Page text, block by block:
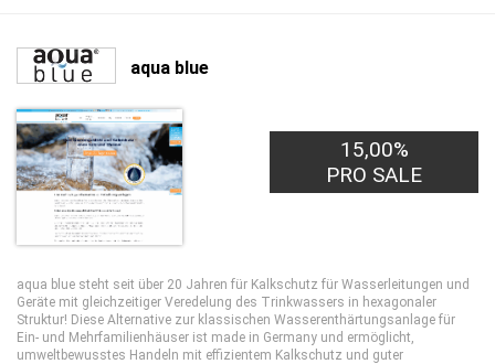
aqua blue
10,00€
PRO LEAD
15,00%
PRO SALE
aqua blue steht seit über 20 Jahren für Kalkschutz für Wasserleitungen und
Geräte mit gleichzeitiger Veredelung des Trinkwassers in hexagonaler
Struktur! Diese Alternative zur klassischen Wasserenthärtungsanlage für
Ein- und Mehrfamilienhäuser ist made in Germany und ermöglicht,
umweltbewusstes Handeln mit effizientem Kalkschutz und guter